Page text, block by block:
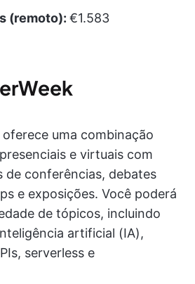
(remoto): €1.583
oferece uma combinação
e virtuais com
de conferências, debates
e exposições. Você poderá
de tópicos, incluindo
artificial (IA),
serverless e